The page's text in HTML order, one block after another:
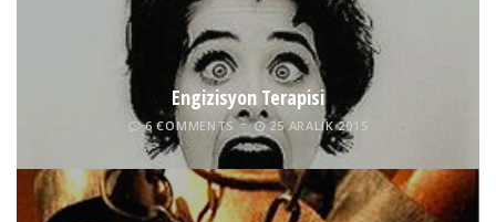
Engizisyon Terapisi
6 COMMENTS 25 ARALIK 2015